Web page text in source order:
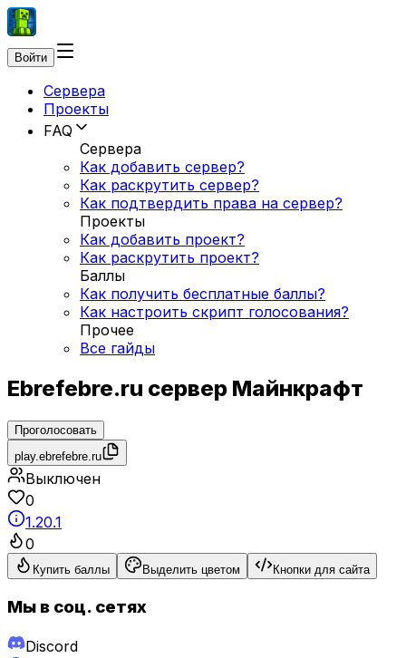
Войти
Сервера
Проекты
FAQ
Сервера
Как добавить сервер?
Как раскрутить сервер?
Как подтвердить права на сервер?
Проекты
Как добавить проект?
Как раскрутить проект?
Баллы
Как получить бесплатные баллы?
Как настроить скрипт голосования?
Прочее
Все гайды
Ebrefebre.ru сервер Майнкрафт
Проголосовать
play.ebrefebre.ru
Выключен
0
1.20.1
0
Купить баллы Выделить цветом Кнопки для сайта
Мы в соц. сетях
Discord